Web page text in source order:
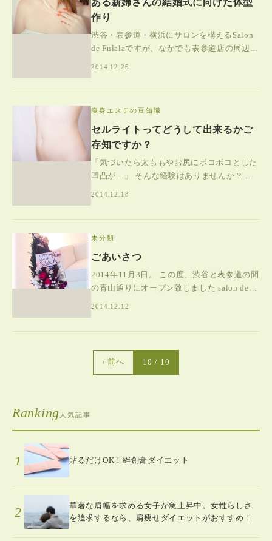
ある新婦さんの結婚式に向けた体型
作り
渋谷・表参道・横浜にサロンを構えるSalon
de Fulalaですが、なかでも表参道店の周辺は
2014.12.26
痩身エステの豆知識
セルライトってどうして出来るかご
存知ですか？
「気づいたら太ももやお尻にボコボコとした
凹凸が…」 そんな経験はありませんか？ そ
2014.12.18
未分類
ごあいさつ
2014年11月3日。 この度、渋谷と表参道の間
の青山通りにオープン致しました salon de
2014.12.12
‹ 前へ 10 / 10
Ranking 人気記事
1 貼るだけOK！絆創膏ダイエット
2
華奢な肩幅を求める女子が急上昇中。女性らしさ
を追求するなら、肩痩せダイエットがおすすめ！